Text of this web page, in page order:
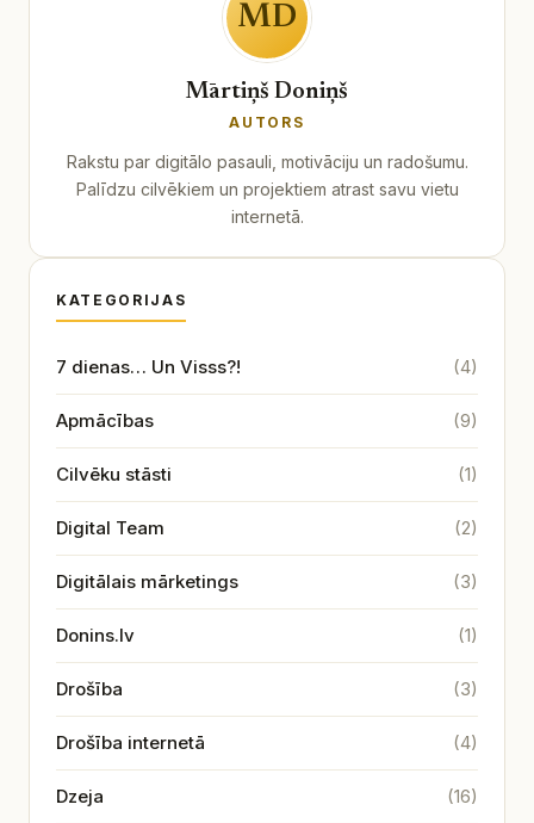
MD
Mārtiņš Doniņš
AUTORS
Rakstu par digitālo pasauli, motivāciju un radošumu.
Palīdzu cilvēkiem un projektiem atrast savu vietu
internetā.
KATEGORIJAS
7 dienas… Un Visss?! (4)
Apmācības (9)
Cilvēku stāsti (1)
Digital Team (2)
Digitālais mārketings (3)
Donins.lv (1)
Drošība (3)
Drošība internetā (4)
Dzeja (16)